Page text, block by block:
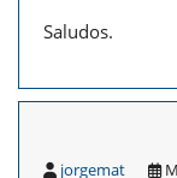
Saludos.
jorgemat